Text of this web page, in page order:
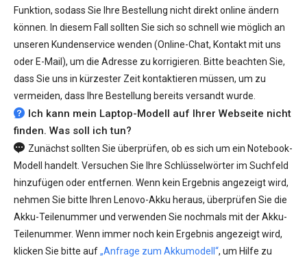
Funktion, sodass Sie Ihre Bestellung nicht direkt online ändern
können. In diesem Fall sollten Sie sich so schnell wie möglich an
unseren Kundenservice wenden (Online-Chat, Kontakt mit uns
oder E-Mail), um die Adresse zu korrigieren. Bitte beachten Sie,
dass Sie uns in kürzester Zeit kontaktieren müssen, um zu
vermeiden, dass Ihre Bestellung bereits versandt wurde.
Ich kann mein Laptop-Modell auf Ihrer Webseite nicht
finden. Was soll ich tun?
Zunächst sollten Sie überprüfen, ob es sich um ein Notebook-
Modell handelt. Versuchen Sie Ihre Schlüsselwörter im Suchfeld
hinzufügen oder entfernen. Wenn kein Ergebnis angezeigt wird,
nehmen Sie bitte Ihren Lenovo-Akku heraus, überprüfen Sie die
Akku-Teilenummer und verwenden Sie nochmals mit der Akku-
Teilenummer. Wenn immer noch kein Ergebnis angezeigt wird,
klicken Sie bitte auf„Anfrage zum Akkumodell“, um Hilfe zu